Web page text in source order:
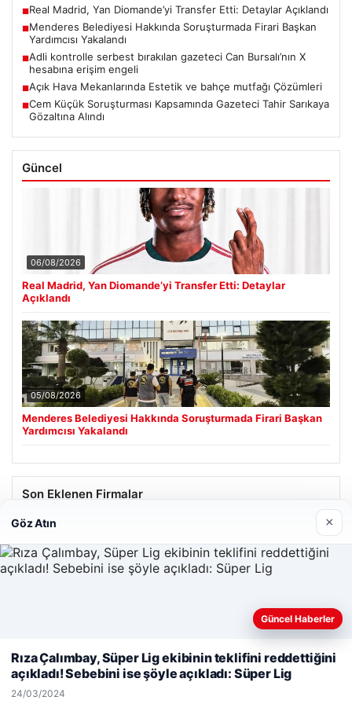
■Real Madrid, Yan Diomande’yi Transfer Etti: Detaylar Açıklandı
■Menderes Belediyesi Hakkında Soruşturmada Firari Başkan
Yardımcısı Yakalandı
■Adli kontrolle serbest bırakılan gazeteci Can Bursalı’nın X
hesabına erişim engeli
■Açık Hava Mekanlarında Estetik ve bahçe mutfağı Çözümleri
■Cem Küçük Soruşturması Kapsamında Gazeteci Tahir Sarıkaya
Gözaltına Alındı
Güncel
06/08/2026
Real Madrid, Yan Diomande’yi Transfer Etti: Detaylar
Açıklandı
05/08/2026
Menderes Belediyesi Hakkında Soruşturmada Firari Başkan
Yardımcısı Yakalandı
Son Eklenen Firmalar
Web sitemizi nasıl kullandığınızı daha iyi anlayabilmek,
kullanıyoruz.Çerez Politikamız
Kabul Et
Göz Atın ×
Güncel Haberler
Rıza Çalımbay, Süper Lig ekibinin teklifini reddettiğini
açıkladı! Sebebini ise şöyle açıkladı: Süper Lig
24/03/2024